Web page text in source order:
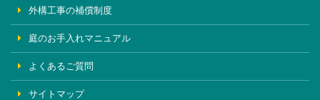
外構工事の補償制度
庭のお手入れマニュアル
よくあるご質問
サイトマップ